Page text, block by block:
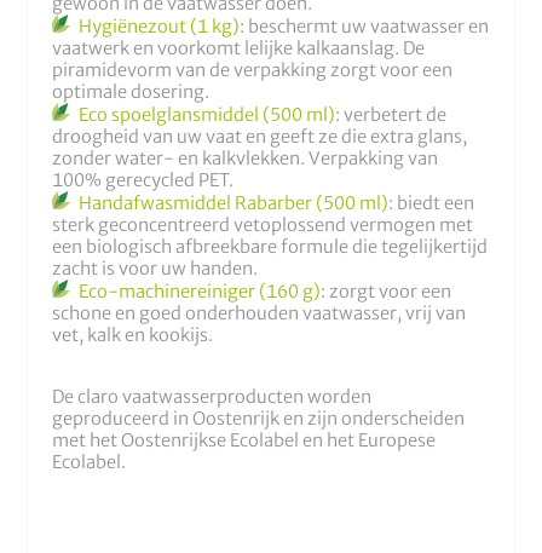
Hygiënezout (1 kg): beschermt uw vaatwasser en
vaatwerk en voorkomt lelijke kalkaanslag. De
piramidevorm van de verpakking zorgt voor een
optimale dosering.
Eco spoelglansmiddel (500 ml): verbetert de
droogheid van uw vaat en geeft ze die extra glans,
zonder water- en kalkvlekken. Verpakking van
100% gerecycled PET.
Handafwasmiddel Rabarber (500 ml): biedt een
sterk geconcentreerd vetoplossend vermogen met
een biologisch afbreekbare formule die tegelijkertijd
zacht is voor uw handen.
Eco-machinereiniger (160 g): zorgt voor een
schone en goed onderhouden vaatwasser, vrij van
vet, kalk en kookijs.
De claro vaatwasserproducten worden
geproduceerd in Oostenrijk en zijn onderscheiden
met het Oostenrijkse Ecolabel en het Europese
Ecolabel.